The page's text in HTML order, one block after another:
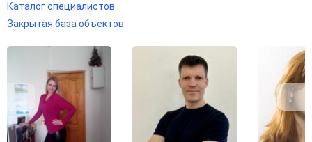
Каталог специалистов
Закрытая база объектов